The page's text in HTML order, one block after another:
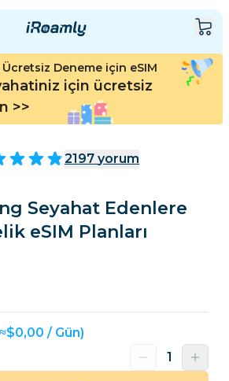
Ücretsiz Deneme için eSIM
için ücretsiz
>>
2197 yorum
Seyahat Edenlere
eSIM Planları
/ Gün)